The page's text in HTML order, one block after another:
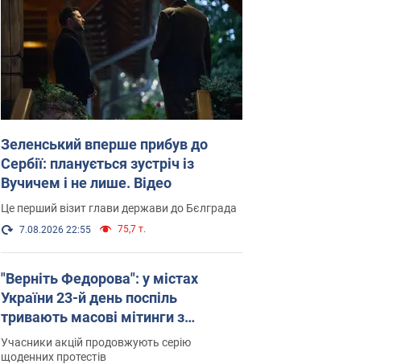
Зеленський вперше прибув до
Сербії: планується зустріч із
Вучичем і не лише. Відео
Це перший візит глави держави до Бєлграда
7.08.2026 22:55 75,7 т.
"Верніть Федорова": у містах
України 23-й день поспіль
тривають масові мітинги з
картонками. Фото і відео
Учасники акцій продовжують серію
щоденних протестів